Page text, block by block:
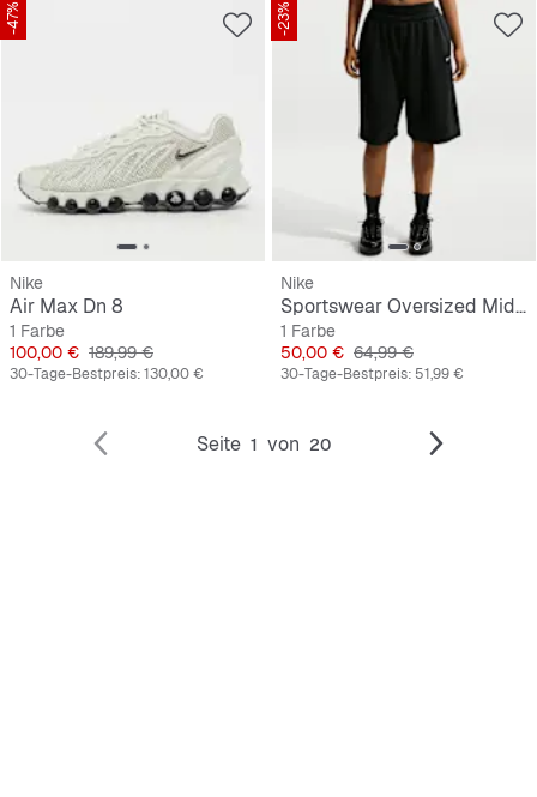
-47%
Nike
Air Max Dn 8
1 Farbe
Preis
100,00 € Originalpreis
189,99 €
30-Tage-Bestpreis:130,00 €
-23%
Nike
Sportswear Oversized Mid-Rise French Terry Bermuda Shorts
1 Farbe
Preis
50,00 € Originalpreis
64,99 €
30-Tage-Bestpreis: 51,99 €
Seite 1 von 20